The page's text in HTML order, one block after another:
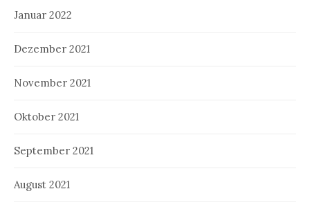
Januar 2022
Dezember 2021
November 2021
Oktober 2021
September 2021
August 2021